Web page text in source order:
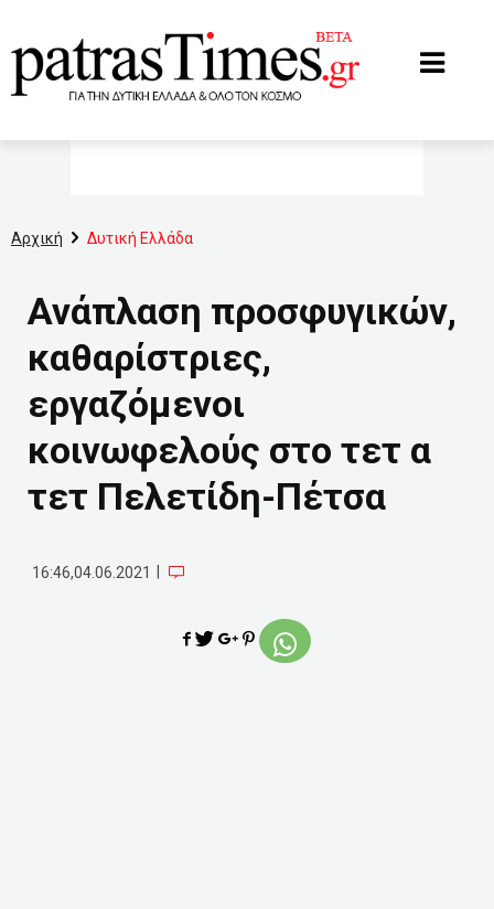
Αρχική Δυτική Ελλάδα
Ανάπλαση προσφυγικών,
καθαρίστριες,
εργαζόμενοι
κοινωφελούς στο τετ α
τετ Πελετίδη-Πέτσα
16:46,04.06.2021